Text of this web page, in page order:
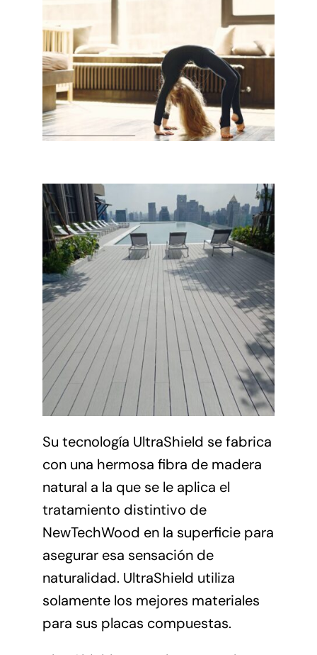
Su tecnología UltraShield se fabrica
con una hermosa fibra de madera
natural a la que se le aplica el
tratamiento distintivo de
NewTechWood en la superficie para
asegurar esa sensación de
naturalidad. UltraShield utiliza
solamente los mejores materiales
para sus placas compuestas.